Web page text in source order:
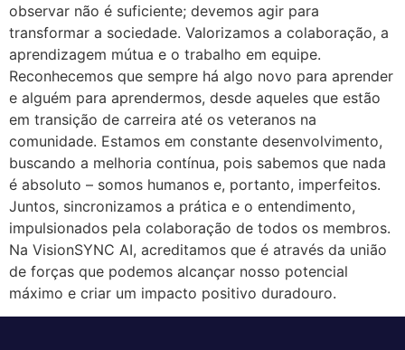
observar não é suficiente; devemos agir para
transformar a sociedade. Valorizamos a colaboração, a
aprendizagem mútua e o trabalho em equipe.
Reconhecemos que sempre há algo novo para aprender
e alguém para aprendermos, desde aqueles que estão
em transição de carreira até os veteranos na
comunidade. Estamos em constante desenvolvimento,
buscando a melhoria contínua, pois sabemos que nada
é absoluto – somos humanos e, portanto, imperfeitos.
Juntos, sincronizamos a prática e o entendimento,
impulsionados pela colaboração de todos os membros.
Na VisionSYNC AI, acreditamos que é através da união
de forças que podemos alcançar nosso potencial
máximo e criar um impacto positivo duradouro.